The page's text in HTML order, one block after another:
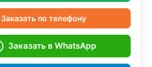
Заказать по телефону
Заказать в WhatsApp